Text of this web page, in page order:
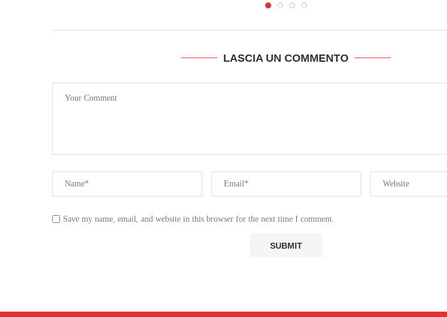
LASCIA UN COMMENTO
Save my name, email, and website in this browser for the next time I comment.